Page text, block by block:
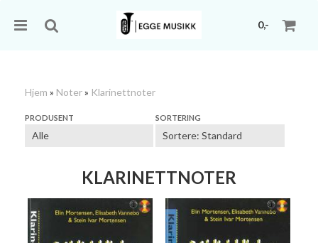
0,-
Hjem » Noter» Klarinettnoter
PRODUSENT SORTERING
KLARINETTNOTER